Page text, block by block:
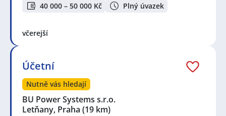
40 000 – 50 000 Kč Plný úvazek
včerejší
Účetní
Nutně vás hledají
BU Power Systems s.r.o.
Letňany, Praha (19 km)